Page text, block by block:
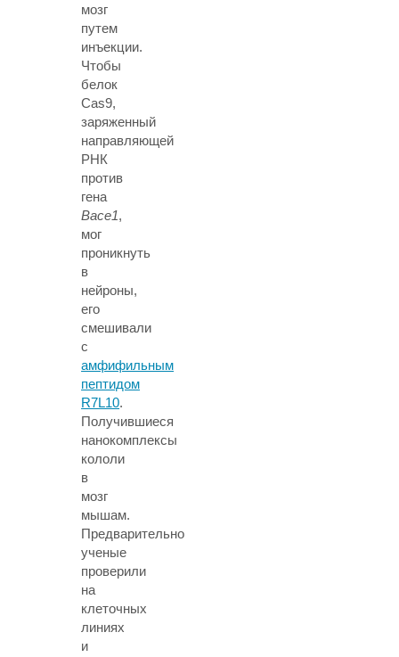
мозг
путем
инъекции.
Чтобы
белок
Cas9,
заряженный
направляющей
РНК
против
гена
Bace1,
мог
проникнуть
в
нейроны,
его
смешивали
с
амфифильным
пептидом
R7L10.
Получившиеся
нанокомплексы
кололи
в
мозг
мышам.
Предварительно
ученые
проверили
на
клеточных
линиях
и